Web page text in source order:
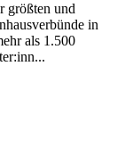
größten und
in
als 1.500